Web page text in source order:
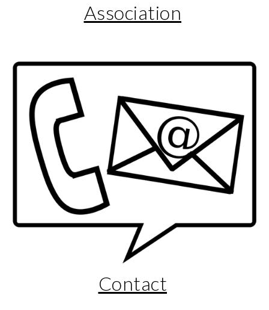
Association
Contact